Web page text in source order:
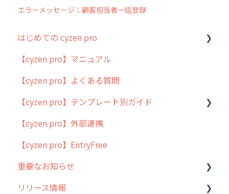
エラーメッセージ：顧客担当者一括登録
はじめての cyzen pro
cyzen pro とは？
簡易マニュアル
cyzen proの位置情報取得について
用語集
よくある質問
【cyzen pro】マニュアル
【cyzen pro】よくある質問
【cyzen pro】テンプレート別ガイド
ポスティング
ラウンダー
メンテナンス
外廻り営業
【cyzen pro】外部連携
【cyzen pro】EntryFree
重要なお知らせ
過去の重要なお知らせ
リリース情報